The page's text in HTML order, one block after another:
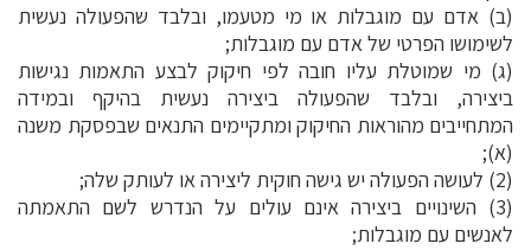
(ב) אדם עם מוגבלות או מי מטעמו, ובלבד שהפעולה נעשית
לשימושו הפרטי של אדם עם מוגבלות;
(ג) מי שמוטלת עליו חובה לפי חיקוק לבצע התאמות נגישות
ביצירה, ובלבד שהפעולה ביצירה נעשית בהיקף ובמידה
המתחייבים מהוראות החיקוק ומתקיימים התנאים שבפסקת משנה
(א);
(2) לעושה הפעולה יש גישה חוקית ליצירה או לעותק שלה;
(3) השינויים ביצירה אינם עולים על הנדרש לשם התאמתה
לאנשים עם מוגבלות;